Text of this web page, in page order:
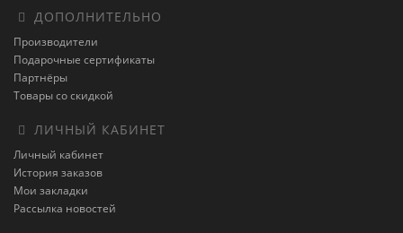
ДОПОЛНИТЕЛЬНО
Производители
Подарочные сертификаты
Партнёры
Товары со скидкой
ЛИЧНЫЙ КАБИНЕТ
Личный кабинет
История заказов
Мои закладки
Рассылка новостей